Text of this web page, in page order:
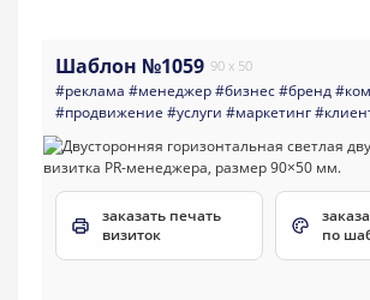
Шаблон №1059 90 x 50
#реклама #менеджер#бизнес#бренд
#продвижение #услуги #маркетинг
заказать печать
визиток
по